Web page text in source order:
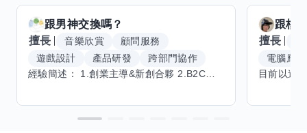
跟男神交換嗎？
擅長
音樂欣賞
顧問服務
遊戲設計
產品研發
跨部門協作
跟核
擅長
電腦應